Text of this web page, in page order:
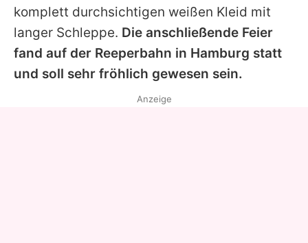
komplett durchsichtigen weißen Kleid mit
langer Schleppe. Die anschließende Feier
fand auf der Reeperbahn in Hamburg statt
und soll sehr fröhlich gewesen sein.
Anzeige